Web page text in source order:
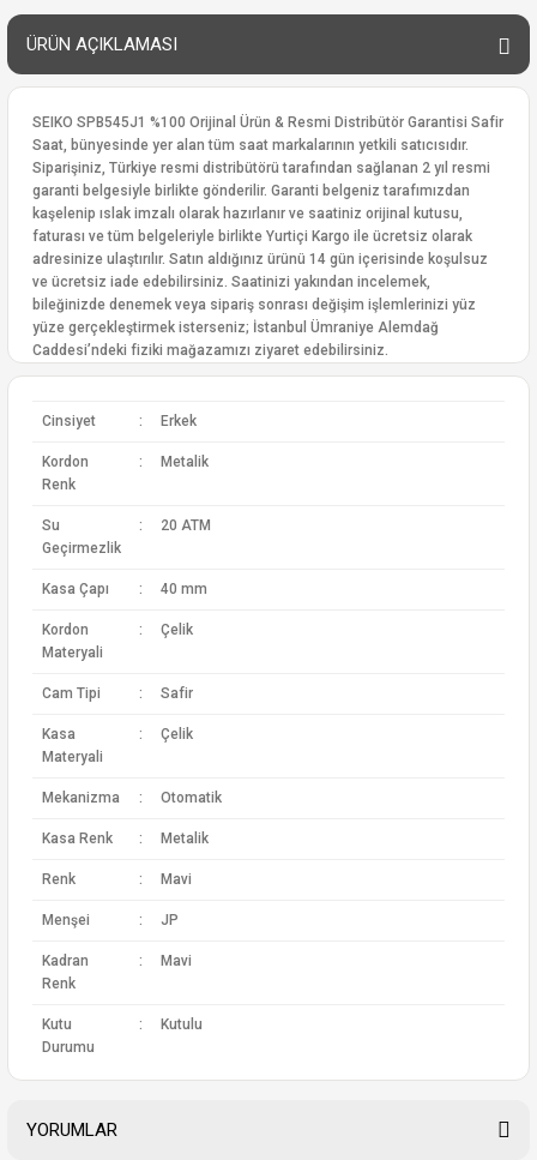
ÜRÜN AÇIKLAMASI
SEIKO SPB545J1 %100 Orijinal Ürün & Resmi Distribütör Garantisi Safir
Saat, bünyesinde yer alan tüm saat markalarının yetkili satıcısıdır.
Siparişiniz, Türkiye resmi distribütörü tarafından sağlanan 2 yıl resmi
garanti belgesiyle birlikte gönderilir. Garanti belgeniz tarafımızdan
kaşelenip ıslak imzalı olarak hazırlanır ve saatiniz orijinal kutusu,
faturası ve tüm belgeleriyle birlikte Yurtiçi Kargo ile ücretsiz olarak
adresinize ulaştırılır. Satın aldığınız ürünü 14 gün içerisinde koşulsuz
ve ücretsiz iade edebilirsiniz. Saatinizi yakından incelemek,
bileğinizde denemek veya sipariş sonrası değişim işlemlerinizi yüz
yüze gerçekleştirmek isterseniz; İstanbul Ümraniye Alemdağ
Caddesi’ndeki fiziki mağazamızı ziyaret edebilirsiniz.
Cinsiyet : Erkek
Kordon
Renk
: Metalik
Su
Geçirmezlik
: 20 ATM
Kasa Çapı : 40 mm
Kordon
Materyali
: Çelik
Cam Tipi : Safir
Kasa
Materyali
: Çelik
Mekanizma : Otomatik
Kasa Renk : Metalik
Renk : Mavi
Menşei : JP
Kadran
Renk
: Mavi
Kutu
Durumu
: Kutulu
YORUMLAR